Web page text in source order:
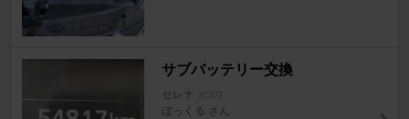
サブバッテリー交換
セレナ [C27]
ぼっくる.さん